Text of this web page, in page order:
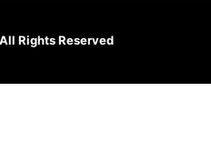
Rights Reserved